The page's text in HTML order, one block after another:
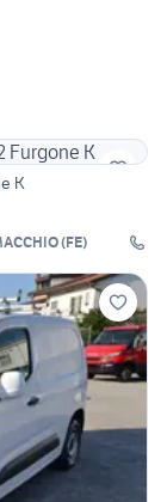
K
(FE)